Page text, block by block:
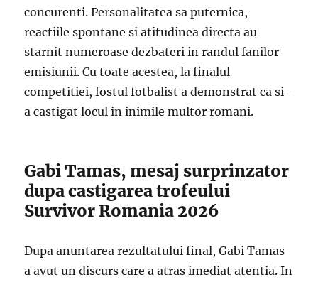
concurenti. Personalitatea sa puternica,
reactiile spontane si atitudinea directa au
starnit numeroase dezbateri in randul fanilor
emisiunii. Cu toate acestea, la finalul
competitiei, fostul fotbalist a demonstrat ca si-
a castigat locul in inimile multor romani.
Gabi Tamas, mesaj surprinzator
dupa castigarea trofeului
Survivor Romania 2026
Dupa anuntarea rezultatului final, Gabi Tamas
a avut un discurs care a atras imediat atentia. In